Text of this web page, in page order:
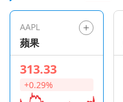
跌的第二天，中國宣布
了新的經濟支持措施。
這與世界其他許多地區
形成鮮明對比，儘管通
脹似乎正在放緩，但這
些地區的央行行長仍預
AAPL
蘋果
313.33
+0.29%